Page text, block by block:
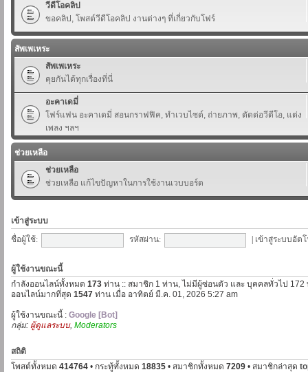
วีดีโอคลิป
ขอคลิป, โพสต์วีดีโอคลิป งานต่างๆ ที่เกี่ยวกับโฟร์
สัพเพเหระ
สัพเพเหระ
คุยกันได้ทุกเรื่องที่นี่
อะคาเดมี่
โฟร์แฟน อะคาเดมี่ สอนกราฟฟิค, ทำเวบไซต์, ถ่ายภาพ, ตัดต่อวีดีโอ, แต่ง
เพลง ฯลฯ
ช่วยเหลือ
ช่วยเหลือ
ช่วยเหลือ แก้ไขปัญหาในการใช้งานเวบบอร์ด
เข้าสู่ระบบ
ชื่อผู้ใช้:
รหัสผ่าน: เข้าสู่ระบบอัต
ผู้ใช้งานขณะนี้
กำลังออนไลน์ทั้งหมด 173 ท่าน :: สมาชิก 1 ท่าน, ไม่มีผู้ซ่อนตัว และ บุคคลทั่วไป
ออนไลน์มากที่สุด 1547 ท่าน เมื่อ อาทิตย์ มี.ค. 01, 2026 5:27 am
ผู้ใช้งานขณะนี้ : Google [Bot]
กลุ่ม: ผู้ดูแลระบบ, Moderators
สถิติ
โพสต์ทั้งหมด 414764 • กระทู้ทั้งหมด 18835 • สมาชิกทั้งหมด 7209 • สมาชิกล่าสุด